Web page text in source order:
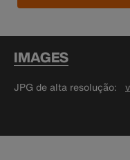
IMAGES
JPG de alta resolução